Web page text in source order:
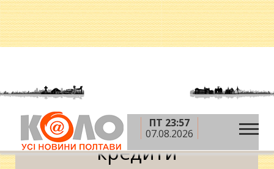
ПТ 23:57
07.08.2026
Головна » кредити
кредити